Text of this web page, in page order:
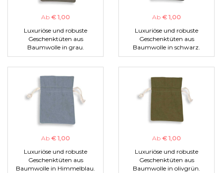
Ab € 1,00
Luxuriöse und robuste
Geschenktüten aus
Baumwolle in grau.
Ab € 1,00
Luxuriöse und robuste
Geschenktüten aus
Baumwolle in schwarz.
Ab € 1,00
Luxuriöse und robuste
Geschenktüten aus
Baumwolle in Himmelblau.
Ab € 1,00
Luxuriöse und robuste
Geschenktüten aus
Baumwolle in olivgrün.